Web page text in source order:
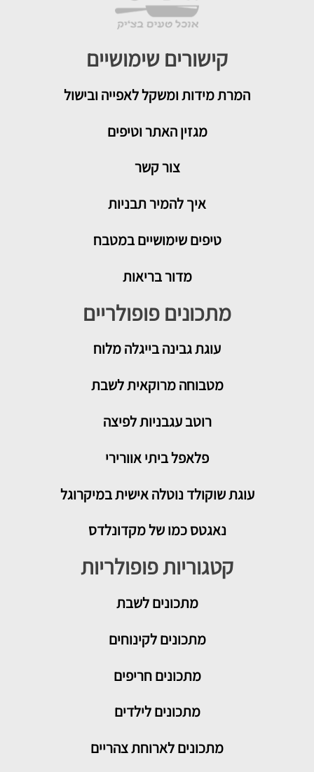
קישורים שימושיים
המרת מידות ומשקל לאפייה ובישול
מגזין האתר וטיפים
צור קשר
איך להמיר תבניות
טיפים שימושיים במטבח
מדור בריאות
מתכונים פופולריים
עוגת גבינה בייגלה מלוח
מטבוחה מרוקאית לשבת
רוטב עגבניות לפיצה
פלאפל ביתי אוורירי
עוגת שוקולד נוטלה אישית במיקרוגל
נאגטס כמו של מקדונלדס
קטגוריות פופולריות
מתכוניםלשבת
מתכונים לקינוחים
מתכונים חריפים
מתכונים לילדים
מתכונים לארוחת צהריים